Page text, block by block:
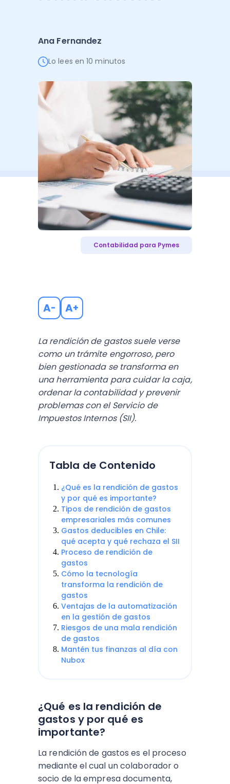
Ver todo
Ver TodoAna Fernandez
Lo lees en 10 minutos
Contabilidad para Pymes
A- A+
La rendición de gastos suele verse
como un trámite engorroso, pero
bien gestionada se transforma en
una herramienta para cuidar la caja,
ordenar la contabilidad y prevenir
problemas con el Servicio de
Impuestos Internos (SII).
Tabla de Contenido
¿Qué es la rendición de gastos
y por qué es importante?
Tipos de rendición de gastos
empresariales más comunes
Gastos deducibles en Chile:
qué acepta y qué rechaza el SII
Proceso de rendición de
gastos
Cómo la tecnología
transforma la rendición de
gastos
Ventajas de la automatización
en la gestión de gastos
Riesgos de una mala rendición
de gastos
Mantén tus finanzas al día con
Nubox
¿Qué es la rendición de
gastos y por qué es
importante?
La rendición de gastos es el proceso
mediante el cual un colaborador o
socio de la empresa documenta,